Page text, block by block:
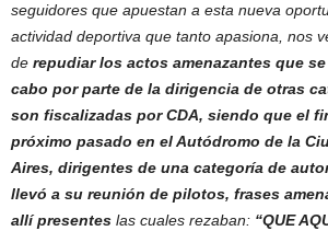
seguidores que apuestan a esta nueva
actividad deportiva que tanto apasiona, nos
de repudiar los actos amenazantes que
cabo por parte de la dirigencia de otras
son fiscalizadas por CDA, siendo que el
próximo pasado en el Autódromo de la
Aires, dirigentes de una categoría de
llevó a su reunión de pilotos, frases
allí presentes las cuales rezaban: “QUE